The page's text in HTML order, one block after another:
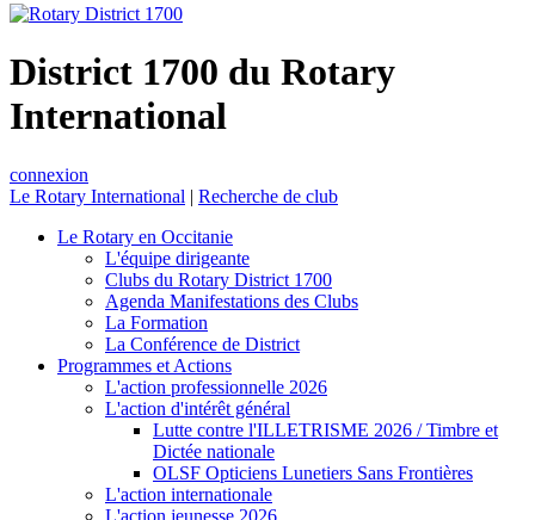
District 1700 du Rotary
International
connexion
Le Rotary International | Recherche de club
Le Rotary en Occitanie
L'équipe dirigeante
Clubs du Rotary District 1700
Agenda Manifestations des Clubs
La Formation
La Conférence de District
Programmes et Actions
L'action professionnelle 2026
L'action d'intérêt général
Lutte contre l'ILLETRISME 2026 / Timbre et
Dictée nationale
OLSF Opticiens Lunetiers Sans Frontières
L'action internationale
L'action jeunesse 2026